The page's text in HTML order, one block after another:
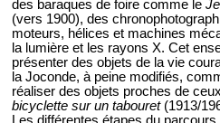
des baraques de foire comme le
(vers 1900), des
moteurs, hélices et machines
la lumière et les rayons X. Cet
présenter des objets de la vie
la Joconde, à peine modifiés,
réaliser des objets proches de
bicyclette sur un tabouret (1913/